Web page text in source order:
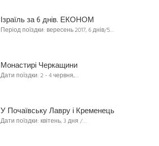
Ізраїль за 6 днів. ЕКОНОМ
Період поїздки: вересень 2017, 6 днів/5…
Монастирі Черкащини
Дати поїздки: 2 - 4 червня,…
У Почаївську Лавру і Кременець
Дати поїздки: квітень, 3 дня /…